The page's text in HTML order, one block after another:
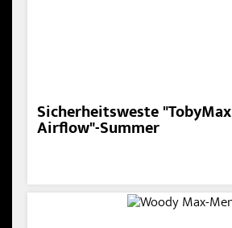
Sicherheitsweste "TobyMax
Airflow"-Summer